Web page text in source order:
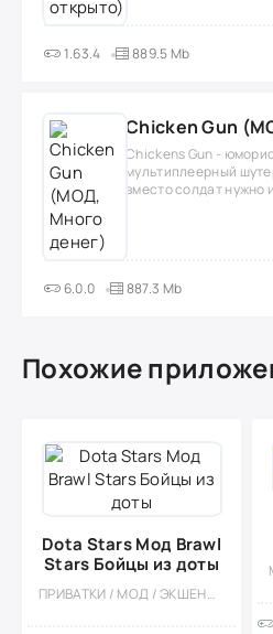
1.63.4 889.5 Mb
Chicken Gun
Chickens Gun -
мультиплеерный
вместо солдат нужно
6.0.0 887.3 Mb
Похожие
Dota Stars Мод Brawl
Stars Бойцы из доты
ПРИВАТКИ / МОД / ЭКШЕНЫ / ВСТРОЕННЫЙ КЕШ